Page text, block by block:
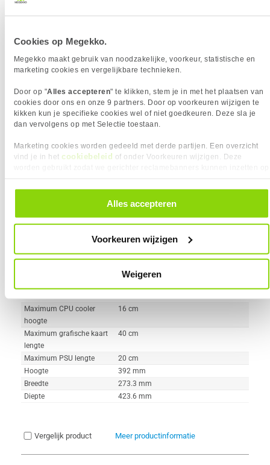
Cookies op Megekko.
Megekko maakt gebruik van noodzakelijke, voorkeur, statistische en
marketing cookies en vergelijkbare technieken.
Door op "Alles accepteren" te klikken, stem je in met het plaatsen van
cookies door ons en onze 9 partners. Door op voorkeuren wijzigen te
kikken kun je specifieke cookies wel of niet goedkeuren. Deze sla je
dan vervolgens op met Selectie toestaan.
Marketing cookies worden gedeeld met derde partijen. Een overzicht
vind je in het cookiebeleid of onder Voorkeuren wijzigen. Deze
alle cookies. Je kunt je gegeven toestemming altijd intrekken, dit doe je
door in de footer van onze website te klikken op ‘Cookievoorkeuren’
Alles accepteren
Voorkeuren wijzigen
Weigeren
Hoogte
Breedte
225 mm
Vergelijk product Meer productinformatie
Lian Li PC-O11 Dynamic Mini V2 Flow
Black Behuizing
169x
99,
Uit eigen voorraad leverbaar. Levertijd:1 werkdag (maandag)
Transparant paneel
2x 120mm
Maximum CPU cooler
hoogte
16 cm
Maximum grafische kaart
lengte
40 cm
Maximum PSU lengte
20 cm
Hoogte
392 mm
Breedte
273.3 mm
Diepte
423.6 mm
Vergelijk product Meer productinformatie